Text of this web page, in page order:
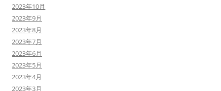
2023年10月
2023年9月
2023年8月
2023年7月
2023年6月
2023年5月
2023年4月
2023年3月